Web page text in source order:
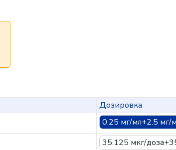
Дозировка
0.25 мг/мл+2.5 мг/
35.125 мкг/